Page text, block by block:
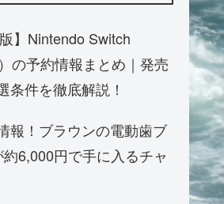
】Nintendo Switch
の予約情報まとめ｜発売
条件を徹底解説！
報！ブラウンの電動歯ブ
6,000円で手に入るチャ